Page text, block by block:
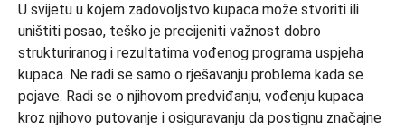
U svijetu u kojem zadovoljstvo kupaca može stvoriti ili
uništiti posao, teško je precijeniti važnost dobro
strukturiranog i rezultatima vođenog programa uspjeha
kupaca. Ne radi se samo o rješavanju problema kada se
pojave. Radi se o njihovom predviđanju, vođenju kupaca
kroz njihovo putovanje i osiguravanju da postignu značajne